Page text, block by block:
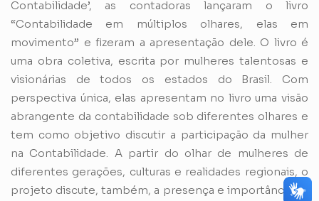
Contabilidade’, as contadoras lançaram o livro
“Contabilidade em múltiplos olhares, elas em
movimento” e fizeram a apresentação dele. O livro é
uma obra coletiva, escrita por mulheres talentosas e
visionárias de todos os estados do Brasil. Com
perspectiva única, elas apresentam no livro uma visão
abrangente da contabilidade sob diferentes olhares e
tem como objetivo discutir a participação da mulher
na Contabilidade. A partir do olhar de mulheres de
diferentes gerações, culturas e realidades regionais, o
projeto discute, também, a presença e importância da